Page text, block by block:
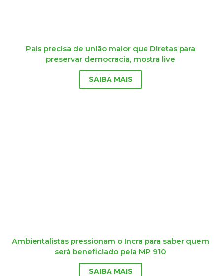
País precisa de união maior que Diretas para
preservar democracia, mostra live
SAIBA MAIS
Ambientalistas pressionam o Incra para saber quem
será beneficiado pela MP 910
SAIBA MAIS